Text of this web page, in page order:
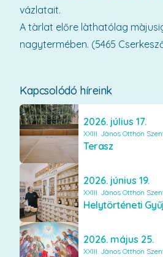
Kapcsolódó híreink
2026. július 17.
XXIII. János Otthon
Terasz
2026. június 19.
XXIII. János Otthon
2026. május 25.
XXIII. János Otthon
vázlatait.
A tàrlat előre làthatólag
nagytermében. (5465